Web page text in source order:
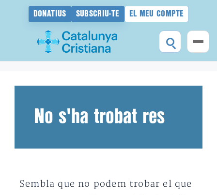
DONATIUS SUBSCRIU-TE EL MEU COMPTE
No s'ha trobat res
Sembla que no podem trobar el que